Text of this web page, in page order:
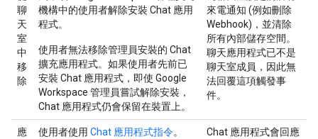
聊
天
室
中
移
除
機構中的使用者解除安裝 Chat 應用
程式。
使用者無法移除管理員安裝的 Chat
擴充應用程式。如果使用者先前已
安裝 Chat 應用程式，即使 Google
Workspace 管理員嘗試解除安裝，
Chat 應用程式仍會保留在裝置上。
來電通知 (例如刪除
Webhook)，並清除
所有內部儲存空間。
聊天應用程式已不是
聊天室成員，因此無
法回覆這項觸發事
件。
應
使用者使用 Chat 應用程式指令。
Chat 應用程式會回應